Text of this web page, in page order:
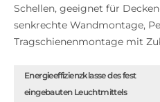
Schellen, geeignet für
senkrechte Wandmontage,
Tragschienenmontage mit
Energieeffizienzklasse des fest
eingebauten Leuchtmittels